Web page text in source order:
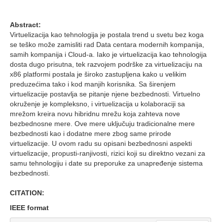
Abstract:
Virtuelizacija kao tehnologija je postala trend u svetu bez koga
se teško može zamisliti rad Data centara modernih kompanija,
samih kompanija i Cloud-a. Iako je virtuelizacija kao tehnologija
dosta dugo prisutna, tek razvojem podrške za virtuelizaciju na
x86 platformi postala je široko zastupljena kako u velikim
preduzećima tako i kod manjih korisnika. Sa širenjem
virtuelizacije postavlja se pitanje njene bezbednosti. Virtuelno
okruženje je kompleksno, i virtuelizacija u kolaboraciji sa
mrežom kreira novu hibridnu mrežu koja zahteva nove
bezbednosne mere. Ove mere uključuju tradicionalne mere
bezbednosti kao i dodatne mere zbog same prirode
virtuelizacije. U ovom radu su opisani bezbednosni aspekti
virtuelizacije, propusti-ranjivosti, rizici koji su direktno vezani za
samu tehnologiju i date su preporuke za unapređenje sistema
bezbednosti.
CITATION:
IEEE format